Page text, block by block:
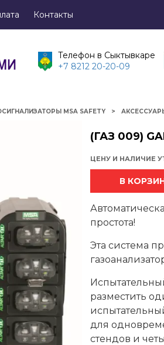
Контакты
Телефон в Сыктывкаре
+7 8212 20-20-09
MSA SAFETY
(ГАЗ 009)
ЦЕНУ И НАЛИЧИЕ
В
простота!
Эта система
разместить
для
стендов и